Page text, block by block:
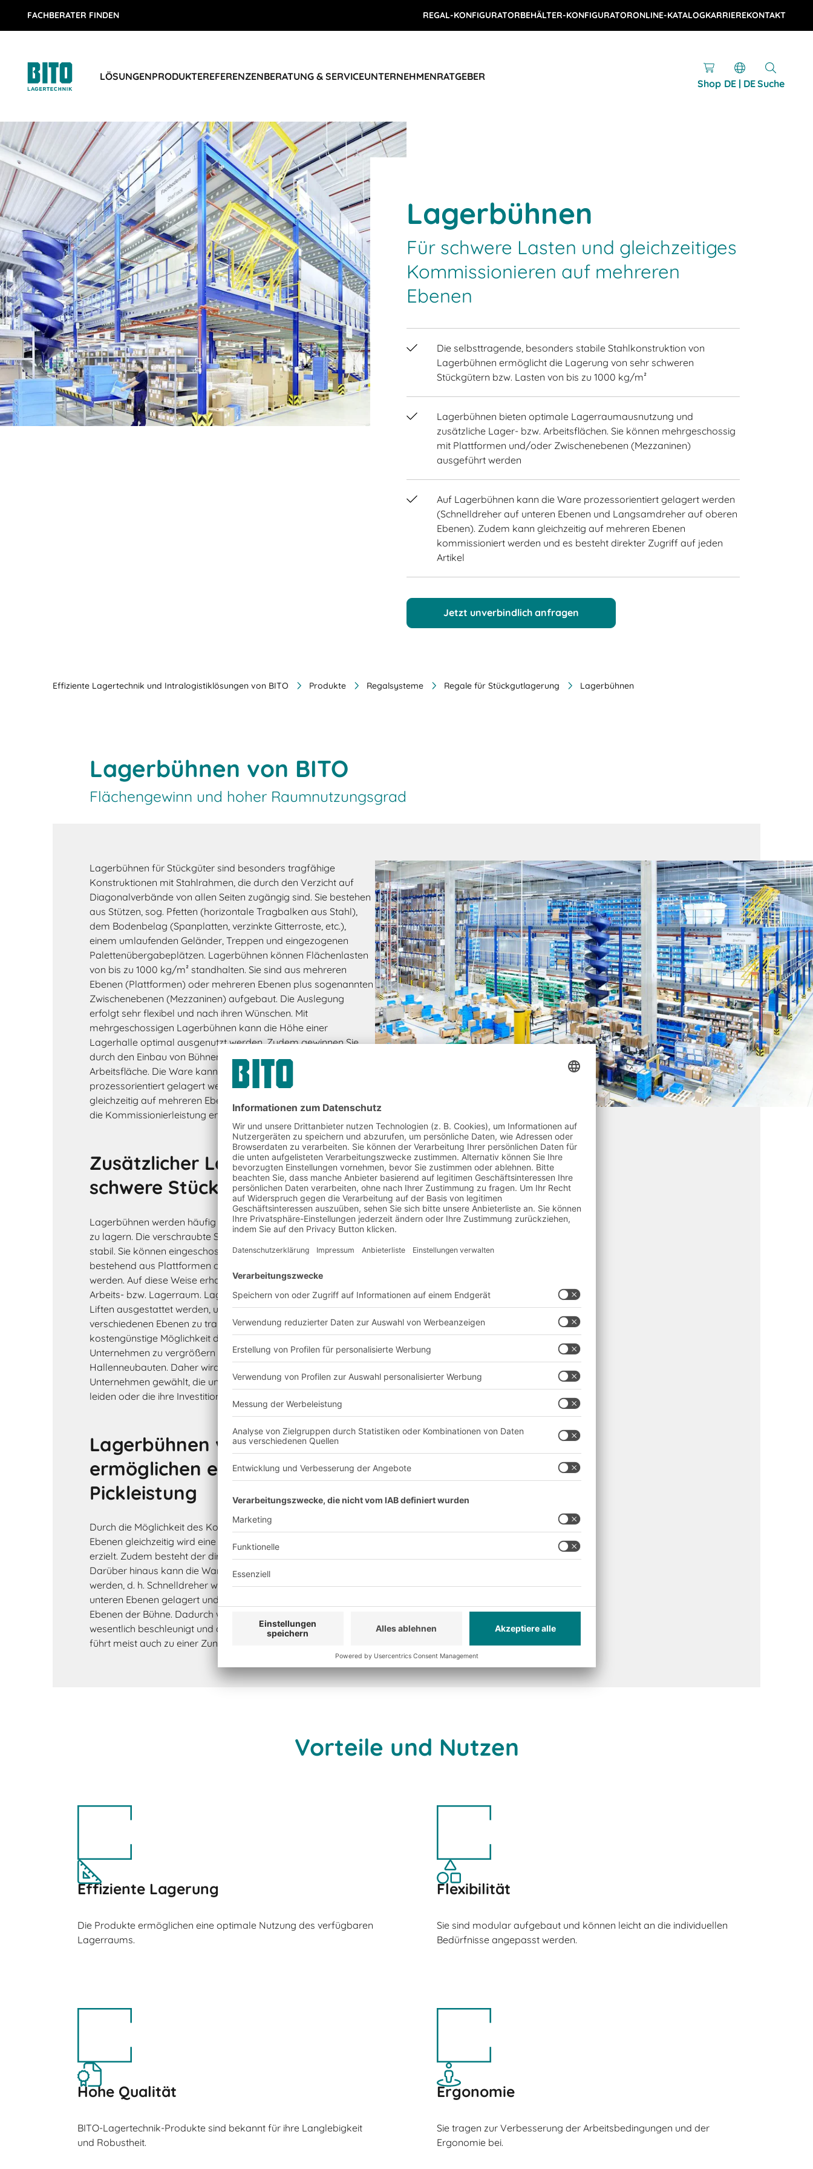
FACHBERATER FINDEN REGAL-KONFIGURATORBEHÄLTER-KONFIGURATORONLINE-KATALOGKARRIEREKONTAKT
LÖSUNGENPRODUKTEREFERENZENBERATUNG & SERVICEUNTERNEHMENRATGEBER
Shop DE | DESuche
Lagerbühnen
Für schwere Lasten und gleichzeitiges
Kommissionieren auf mehreren
Ebenen
Die selbsttragende, besonders stabile Stahlkonstruktion von
Lagerbühnen ermöglicht die Lagerung von sehr schweren
Stückgütern bzw. Lasten von bis zu 1000 kg/m²
Lagerbühnen bieten optimale Lagerraumausnutzung und
zusätzliche Lager- bzw. Arbeitsflächen. Sie können mehrgeschossig
mit Plattformen und/oder Zwischenebenen (Mezzaninen)
ausgeführt werden
Auf Lagerbühnen kann die Ware prozessorientiert gelagert werden
(Schnelldreher auf unteren Ebenen und Langsamdreher auf oberen
Ebenen). Zudem kann gleichzeitig auf mehreren Ebenen
kommissioniert werden und es besteht direkter Zugriff auf jeden
Artikel
Jetzt unverbindlich anfragen
Effiziente Lagertechnik und Intralogistiklösungen von BITO Produkte Regalsysteme Regale für Stückgutlagerung Lagerbühnen
Lagerbühnen von BITO
Flächengewinn und hoher Raumnutzungsgrad
Lagerbühnen für Stückgüter sind besonders tragfähige
Konstruktionen mit Stahlrahmen, die durch den Verzicht auf
Diagonalverbände von allen Seiten zugängig sind. Sie bestehen
aus Stützen, sog. Pfetten (horizontale Tragbalken aus Stahl),
dem Bodenbelag (Spanplatten, verzinkte Gitterroste, etc.),
einem umlaufenden Geländer, Treppen und eingezogenen
Palettenübergabeplätzen. Lagerbühnen können Flächenlasten
von bis zu 1000 kg/m² standhalten. Sie sind aus mehreren
Ebenen (Plattformen) oder mehreren Ebenen plus sogenannten
Zwischenebenen (Mezzaninen) aufgebaut. Die Auslegung
erfolgt sehr flexibel und nach ihren Wünschen. Mit
mehrgeschossigen Lagerbühnen kann die Höhe einer
Lagerhalle optimal ausgenutzt werden. Zudem gewinnen Sie
durch den Einbau von Bühnen zusätzliche Lager- bzw.
Arbeitsfläche. Die Ware kann auf Lagerbühnen
prozessorientiert gelagert werden und zudem können Sie
gleichzeitig auf mehreren Ebenen kommissionieren. Das steigert
die Kommissionierleistung enorm.
Zusätzlicher Lagerraum für
schwere Stückgüter
Lagerbühnen werden häufig gewählt, um schwere Stückgüter
zu lagern. Die verschraubte Stahlrahmenkonstruktion ist sehr
stabil. Sie können eingeschossig oder auch mehrgeschossig,
bestehend aus Plattformen oder Zwischenebenen, ausgeführt
werden. Auf diese Weise erhalten Sie sehr viel zusätzlichen
Arbeits- bzw. Lagerraum. Lagerbühnen können zudem mit
Liften ausgestattet werden, um die schweren Lasten auf die.
verschiedenen Ebenen zu transportieren. Sie sind eine relativ
kostengünstige Möglichkeit die Arbeits- bzw. die Lagerfläche im
Unternehmen zu vergrößern – und zwar ohne kostenintensive
Hallenneubauten. Daher wird diese Lösung häufig von
Unternehmen gewählt, die unter beengten Platzverhältnissen
leiden oder die ihre Investitionskosten minimieren wollen.
Lagerbühnen von BITO
ermöglichen eine hohe
Pickleistung
Durch die Möglichkeit des Kommissionierens auf mehreren
Ebenen gleichzeitig wird eine hohe Kommissionierleistung
erzielt. Zudem besteht der direkte Zugriff auf jeden Artikel.
Darüber hinaus kann die Ware prozessorientiert gelagert
werden, d. h. Schnelldreher werden beispielsweise auf den
unteren Ebenen gelagert und Langsamdreher auf den oberen
Ebenen der Bühne. Dadurch wird die Auftragsabwicklung
wesentlich beschleunigt und die Kundenzufriedenheit steigt. Das
führt meist auch zu einer Zunahme von Nachfolgebestellungen.
Vorteile und Nutzen
Effiziente Lagerung
Die Produkte ermöglichen eine optimale Nutzung des verfügbaren
Lagerraums.
Flexibilität
Sie sind modular aufgebaut und können leicht an die individuellen
Bedürfnisse angepasst werden.
Hohe Qualität
BITO-Lagertechnik-Produkte sind bekannt für ihre Langlebigkeit
und Robustheit.
Ergonomie
Sie tragen zur Verbesserung der Arbeitsbedingungen und der
Ergonomie bei.